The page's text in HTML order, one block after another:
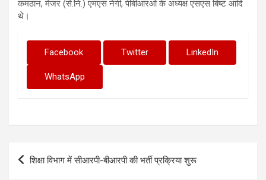
कमठान, मेजर (से.नि.) एमएस नेगी, पीबीआरओ के अध्यक्ष एसएस बिष्ट आदि
थे।
Facebook Twitter LinkedIn
WhatsApp
Post
शिक्षा विभाग में सीआरपी-बीआरपी की भर्ती प्रक्रिया शुरू